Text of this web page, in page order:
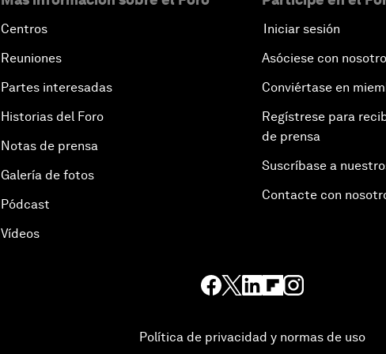
Centros
Reuniones
Partes interesadas
Historias del Foro
Notas de prensa
Galería de fotos
Pódcast
Vídeos
Iniciar sesión
Asóciese con
Conviértase en
Regístrese para
de prensa
Suscríbase a
Contacte con
Política de privacidad y normas de uso